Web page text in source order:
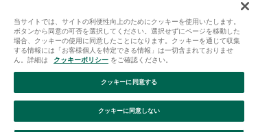
はじめての方へ
当サイトでは、サイトの利便性向上のためにクッキーを使用いたします。
ボタンから同意の可否を選択してください。選択せずにページを移動した
場合、クッキーの使用に同意したことになります。クッキーを通じて収集
する情報には「お客様個人を特定できる情報」は一切含まれておりませ
ん。詳細は
クッキーポリシー をご確認ください。
クッキーに同意しない
クッキーに同意する